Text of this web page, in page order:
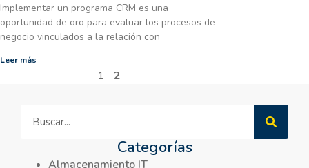
Implementar un programa CRM es una
oportunidad de oro para evaluar los procesos de
negocio vinculados a la relación con
Leer más
1 2
Categorías
Almacenamiento IT